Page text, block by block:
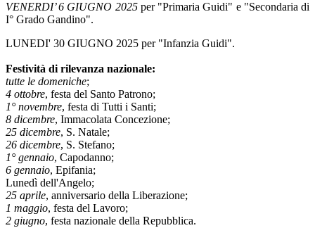
VENERDI’ 6 GIUGNO 2025per "Primaria Guidi" e "Secondaria di
I° Grado Gandino".
LUNEDI' 30 GIUGNO 2025 per "Infanzia Guidi".
Festività di rilevanza nazionale:
tutte le domeniche;
4 ottobre, festa del Santo Patrono;
1° novembre, festa di Tutti i Santi;
8 dicembre, Immacolata Concezione;
25 dicembre, S. Natale;
26 dicembre, S. Stefano;
1° gennaio, Capodanno;
6 gennaio, Epifania;
Lunedì dell'Angelo;
25 aprile, anniversario della Liberazione;
1 maggio, festa del Lavoro;
2 giugno, festa nazionale della Repubblica.